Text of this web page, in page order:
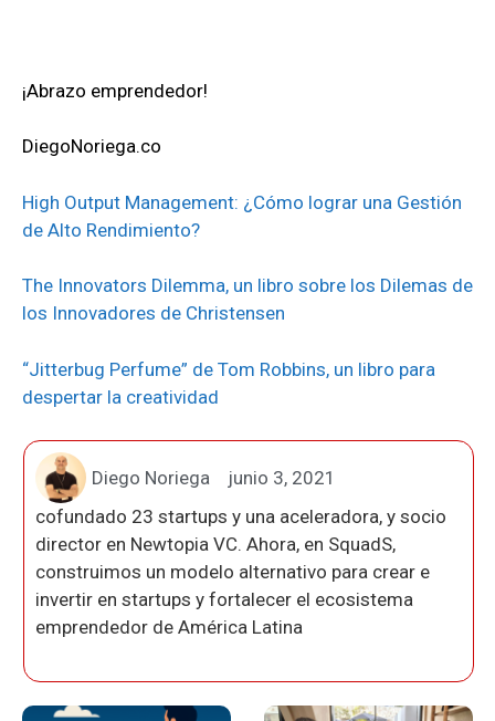
¡Abrazo emprendedor!
DiegoNoriega.co
High Output Management: ¿Cómo lograr una Gestión
de Alto Rendimiento?
The Innovators Dilemma, un libro sobre los Dilemas de
los Innovadores de Christensen
“Jitterbug Perfume” de Tom Robbins, un libro para
despertar la creatividad
Diego Noriega
junio 3, 2021
cofundado 23 startups y una aceleradora, y socio
director en Newtopia VC. Ahora, en SquadS,
construimos un modelo alternativo para crear e
invertir en startups y fortalecer el ecosistema
emprendedor de América Latina